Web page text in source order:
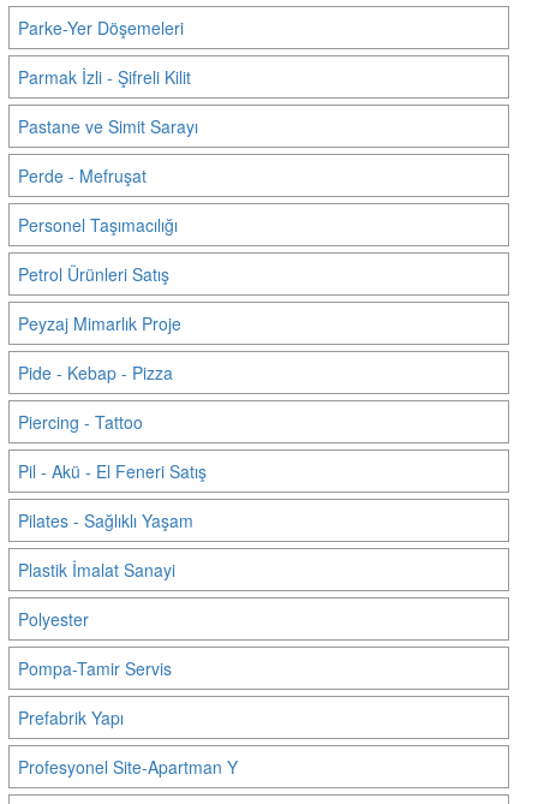
Parke-Yer Döşemeleri
Parmak İzli - Şifreli Kilit
Pastane ve Simit Sarayı
Perde - Mefruşat
Personel Taşımacılığı
Petrol Ürünleri Satış
Peyzaj Mimarlık Proje
Pide - Kebap - Pizza
Piercing - Tattoo
Pil - Akü - El Feneri Satış
Pilates - Sağlıklı Yaşam
Plastik İmalat Sanayi
Polyester
Pompa-Tamir Servis
Prefabrik Yapı
Profesyonel Site-Apartman Y